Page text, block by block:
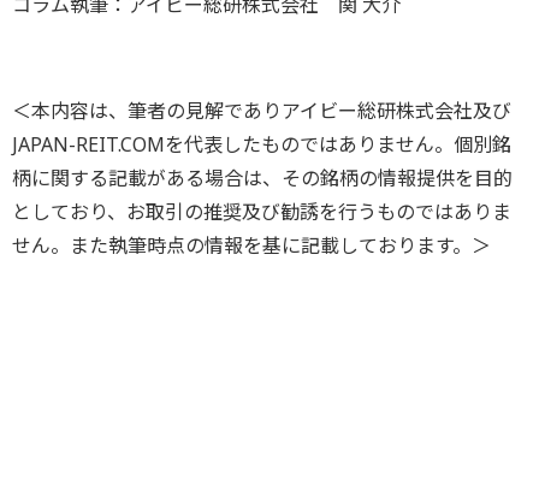
＜本内容は、筆者の見解でありアイビー総研株式会社及び
JAPAN-REIT.COMを代表したものではありません。個別銘
柄に関する記載がある場合は、その銘柄の情報提供を目的
としており、お取引の推奨及び勧誘を行うものではありま
せん。また執筆時点の情報を基に記載しております。＞